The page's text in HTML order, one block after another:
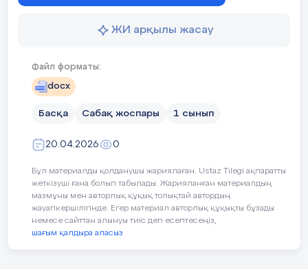
ЖИ арқылы жасау
Файл форматы:
docx
Басқа Сабақ жоспары 1 сынып
20.04.2026 0
Бұл материалды қолданушы жариялаған. Ustaz Tilegi ақпаратты
жеткізуші ғана болып табылады. Жарияланған материалдың
мазмұны мен авторлық құқық толықтай автордың
жауапкершілігінде. Егер материал авторлық құқықты бұзады
немесе сайттан алынуы тиіс деп есептесеңіз,
шағым қалдыра аласыз